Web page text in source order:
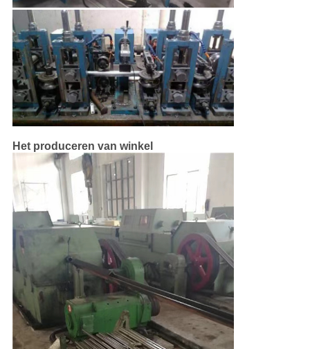
Het produceren van winkel